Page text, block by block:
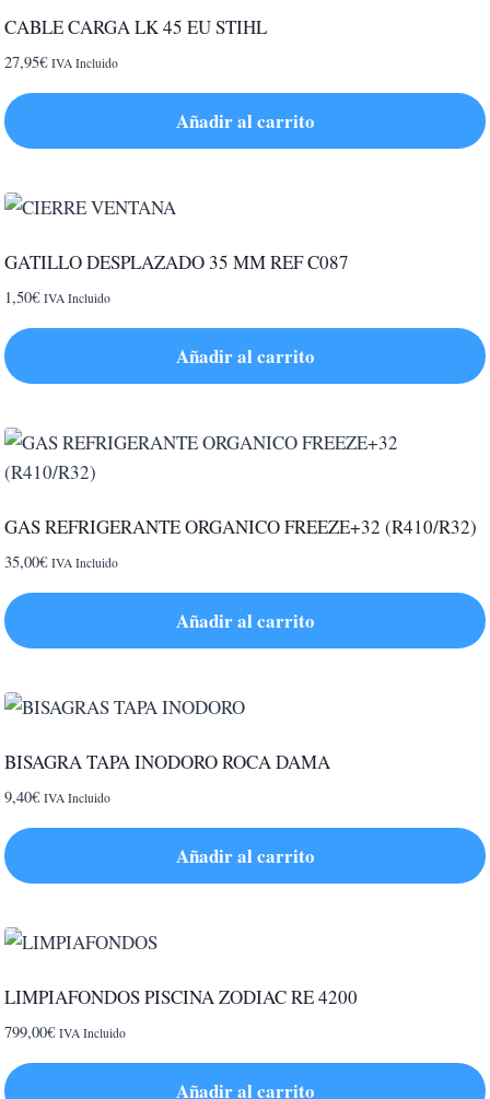
CABLE CARGA LK 45 EU STIHL
27,95€ IVA Incluido
Añadir al carrito
GATILLO DESPLAZADO 35 MM REF C087
1,50€ IVA Incluido
Añadir al carrito
GAS REFRIGERANTE ORGANICO FREEZE+32 (R410/R32)
35,00€ IVA Incluido
Añadir al carrito
BISAGRA TAPA INODORO ROCA DAMA
9,40€ IVA Incluido
Añadir al carrito
LIMPIAFONDOS PISCINA ZODIAC RE 4200
799,00€ IVA Incluido
Añadir al carrito